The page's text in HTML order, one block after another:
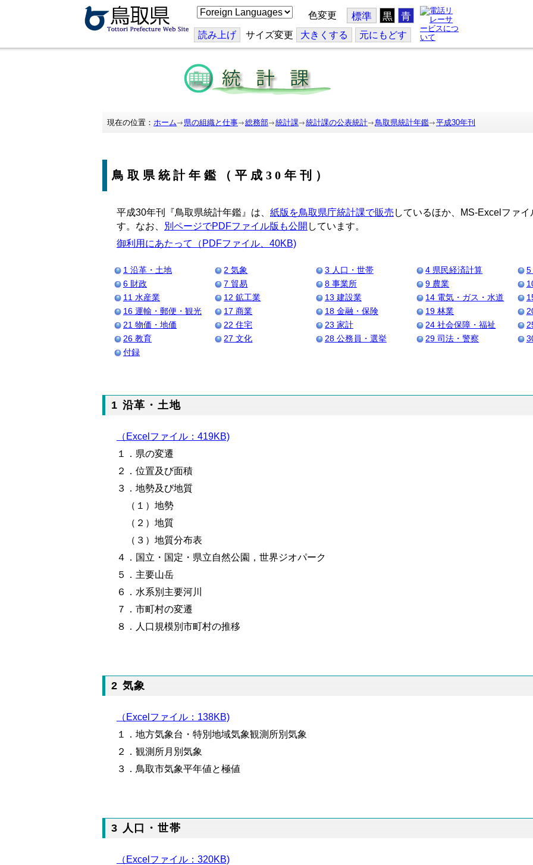
こ
の
ジ
を
訳
す
る
色変更 標準 黒 青
読み上げ サイズ変更 大きくする 元にもどす
現在の位置： ホーム 県の組織と仕事 総務部 統計課 統計課の公表統計 鳥取県統計年鑑 平成30年刊
鳥取県統計年鑑（平成30年刊）
平成30年刊『鳥取県統計年鑑』は、 紙版を鳥取県庁統計課で販売 しているほか、MS-Excelファ
す。なお、
別ページでPDFファイル版も公開 しています。
御利用にあたって（PDFファイル、40KB)
1 沿革・土地 2 気象 3 人口・世帯 4 県民経済計算
5
6 財政
7 貿易 8 事業所 9 農業
11 水産業
12 鉱工業 13 建設業 14 電気・ガス・水道
16 運輸・郵便・観光
17 商業 18 金融・保険 19 林業
21 物価・地価
22 住宅 23 家計 24 社会保障・福祉
26 教育
27 文化 28 公務員・選挙 29 司法・警察
付録
1 沿革・土地
（Excelファイル：419KB)
１．県の変遷
２．位置及び面積
３．地勢及び地質
（１）地勢
（２）地質
（３）地質分布表
４．国立・国定・県立自然公園，世界ジオパーク
５
．主要山岳
６．水系別主要河川
７．市町村の変遷
８．人口規模別市町村の推移
2 気象
（Excelファイル：138KB)
１．地方気象台・特別地域気象観測所別気象
２．観測所月別気象
３．鳥取市気象平年値と極値
3 人口・世帯
（Excelファイル：320KB)